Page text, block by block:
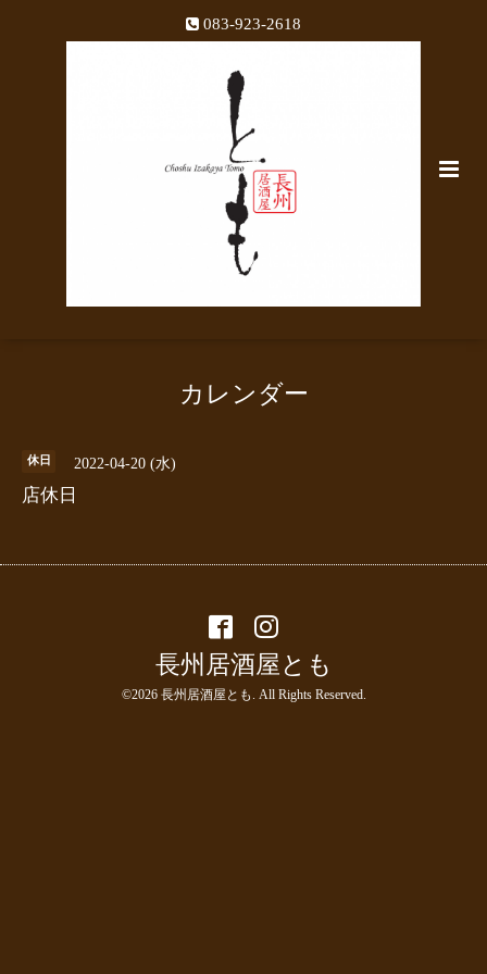
083-923-2618
カレンダー
休日 2022-04-20 (水)
店休日
長州居酒屋とも
©2026 長州居酒屋とも . All Rights Reserved.